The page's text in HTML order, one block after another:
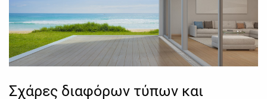
Σχάρες διαφόρων τύπων και